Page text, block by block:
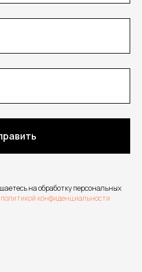
на обработку персональных
политикой конфиденциальности